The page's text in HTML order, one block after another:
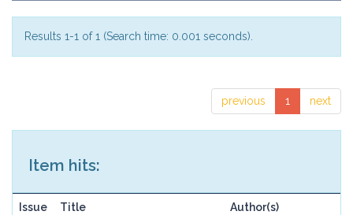
Results 1-1 of 1 (Search time: 0.001 seconds).
previous 1 next
Item hits:
Issue Title Author(s)